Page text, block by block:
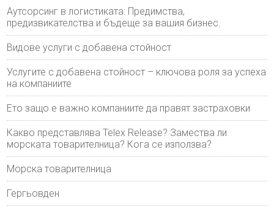
Аутсорсинг в логистиката: Предимства,
предизвикателства и бъдеще за вашия бизнес.
Видове услуги с добавена стойност
Услугите с добавена стойност – ключова роля за успеха
на компаниите
Ето защо е важно компаниите да правят застраховки
Какво представлява Telex Release? Замества ли
морската товарителница? Кога се използва?
Морска товарителница
Гергьовден